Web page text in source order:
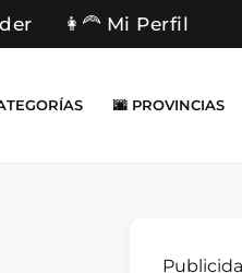
👩‍🦰 Mi Perfil
🌆 PROVINCIAS